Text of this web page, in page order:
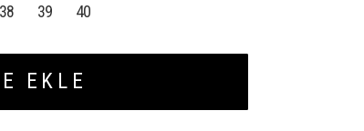
38 39 40
EKLE